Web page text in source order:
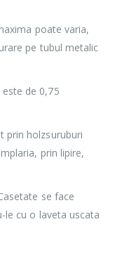
poate varia,
pe tubul metalic
de 0,75
prin holzsuruburi
prin lipire,
se face
le cu o laveta uscata